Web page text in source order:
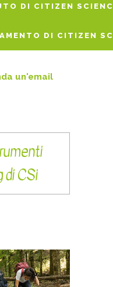
DI CITIZEN
DI CITIZEN
DI CITIZEN
un'email
di CSi